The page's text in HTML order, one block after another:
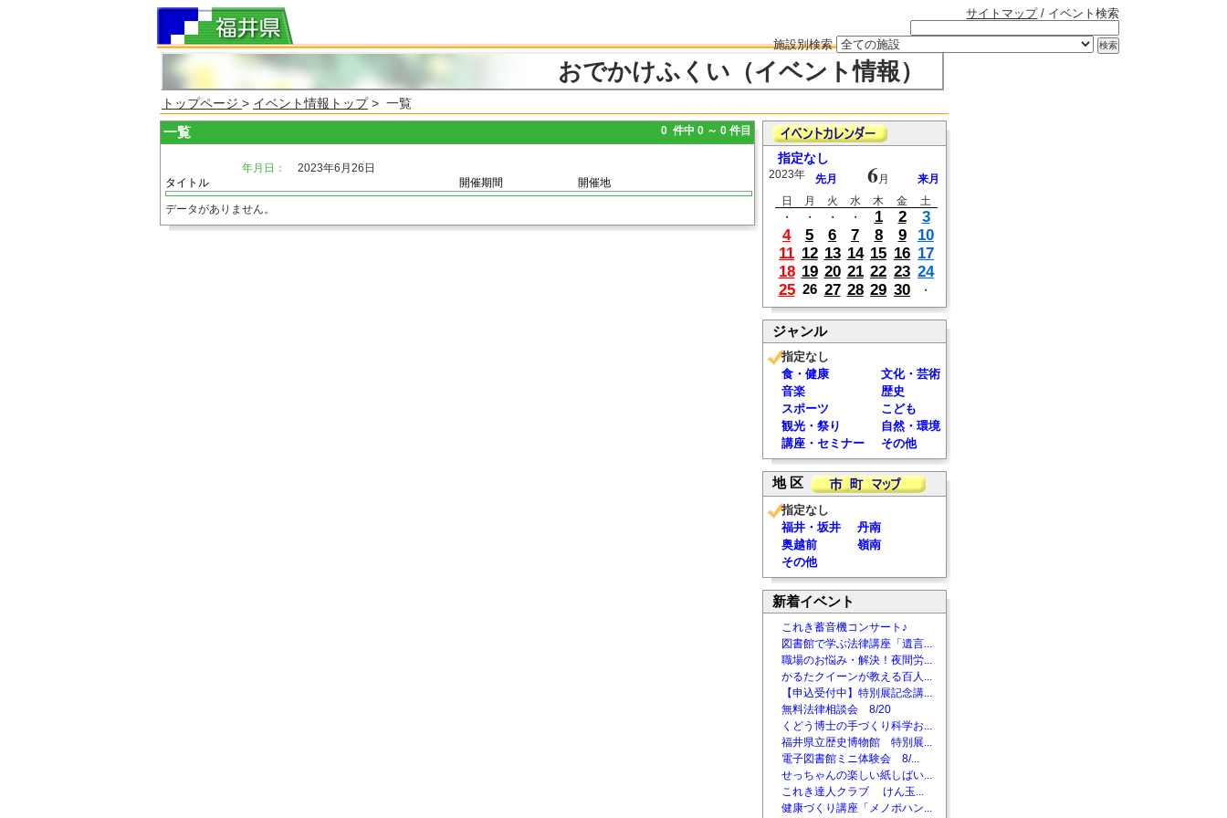
サイトマップ/ イベント検索
施設別検索
おでかけふくい（イベント情報）
トップページ > イベント情報トップ> 一覧
一覧 0 件中 0 ～ 0 件目
年月日：
2023年6月26日
タイトル
開催期間 開催地
データがありません。
指定なし
2023年 先月 6月
来月
日
月 火 水 木 金
土
・
・ ・ ・ 1 2
3
4
5 6 7 8 9
10
11 12 13 14 15 16 17
18 19 20 21 22 23 24
25 26 27 28 29 30 ・
ジャンル
指定なし
食・健康
文化・芸術
音楽
歴史
スポーツ
こども
観光・祭り
自然・環境
講座・セミナー
その他
地 区
指定なし
福井・坂井
丹南
奥越前
嶺南
その他
新着イベント
これき蓄音機コンサート♪
図書館で学ぶ法律講座「遺言...
職場のお悩み・解決！夜間労...
かるたクイーンが教える百人...
【申込受付中】特別展記念講...
無料法律相談会 8/20
くどう博士の手づくり科学お...
福井県立歴史博物館 特別展...
電子図書館ミニ体験会 8/...
せっちゃんの楽しい紙しばい...
これき達人クラブ けん玉...
健康づくり講座「メノポハン...